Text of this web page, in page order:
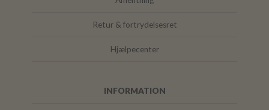
Retur & fortrydelsesret
Hjælpecenter
INFORMATION